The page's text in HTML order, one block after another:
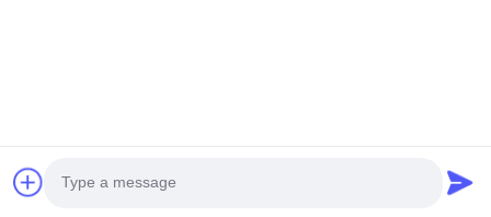
©2017- SHENZHEN ANHANG TECHNOLOGY CO., LTD. . สงวนลิขสิทธิ์.